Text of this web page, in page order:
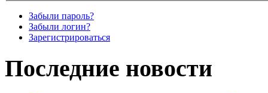
Забыли пароль?
Забыли логин?
Зарегистрироваться
Последние новости